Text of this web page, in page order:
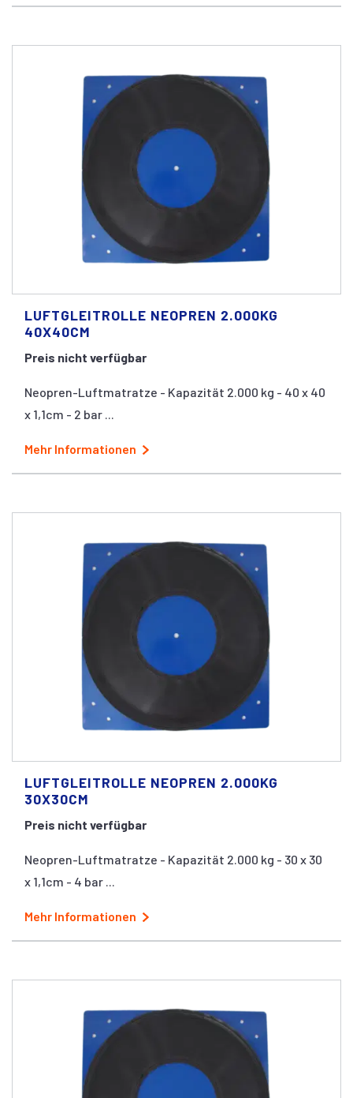
LUFTGLEITROLLE NEOPREN 2.000KG
40X40CM
Preis nicht verfügbar
Neopren-Luftmatratze - Kapazität 2.000 kg - 40 x 40
x 1,1cm - 2 bar ...
Mehr Informationen
LUFTGLEITROLLE NEOPREN 2.000KG
30X30CM
Preis nicht verfügbar
Neopren-Luftmatratze - Kapazität 2.000 kg - 30 x 30
x 1,1cm - 4 bar ...
Mehr Informationen